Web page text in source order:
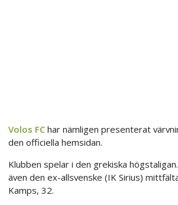
Volos FC har nämligen presenterat
den officiella hemsidan.
Klubben spelar i den grekiska
även den ex-allsvenske (IK Sirius)
Kamps, 32.